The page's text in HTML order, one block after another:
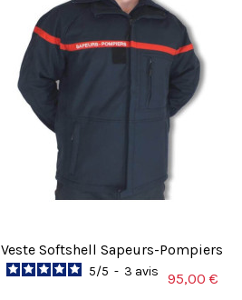
Veste Softshell Sapeurs-Pompiers
5/5 - 3 avis 95,00 €